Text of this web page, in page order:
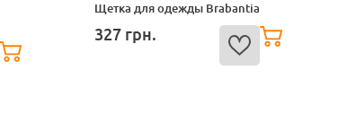
Щетка для одежды Brabantia
327 грн.